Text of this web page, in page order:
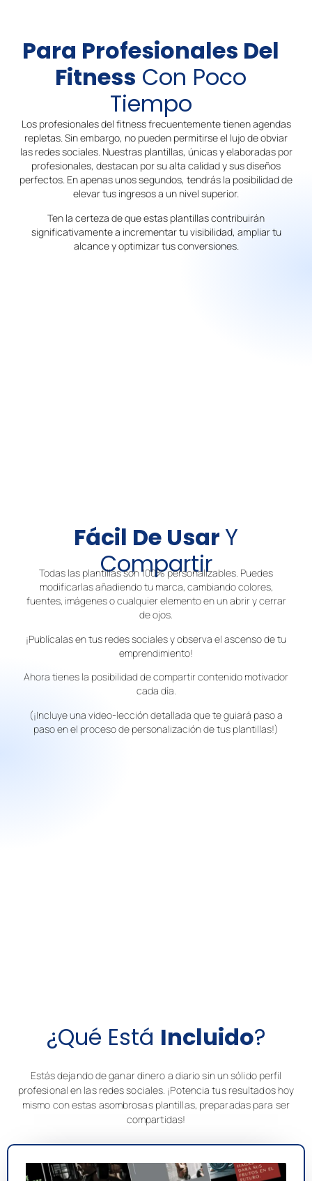
Para Profesionales Del
Fitness Con Poco
Tiempo
Los profesionales del fitness frecuentemente tienen agendas
repletas. Sin embargo, no pueden permitirse el lujo de obviar
las redes sociales. Nuestras plantillas, únicas y elaboradas por
profesionales, destacan por su alta calidad y sus diseños
perfectos. En apenas unos segundos, tendrás la posibilidad de
elevar tus ingresos a un nivel superior.
Ten la certeza de que estas plantillas contribuirán
significativamente a incrementar tu visibilidad, ampliar tu
alcance y optimizar tus conversiones.
Fácil De Usar Y
Compartir
Todas las plantillas son 100% personalizables. Puedes
modificarlas añadiendo tu marca, cambiando colores,
fuentes, imágenes o cualquier elemento en un abrir y cerrar
de ojos.
¡Publícalas en tus redes sociales y observa el ascenso de tu
emprendimiento!
Ahora tienes la posibilidad de compartir contenido motivador
cada día.
(¡Incluye una video-lección detallada que te guiará paso a
paso en el proceso de personalización de tus plantillas!)
¿Qué Está Incluido?
Estás dejando de ganar dinero a diario sin un sólido perfil
profesional en las redes sociales. ¡Potencia tus resultados hoy
mismo con estas asombrosas plantillas, preparadas para ser
compartidas!